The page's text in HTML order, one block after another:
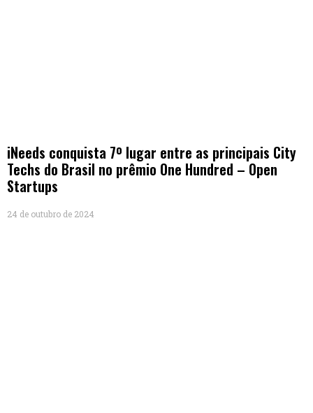
iNeeds conquista 7º lugar entre as principais City
Techs do Brasil no prêmio One Hundred – Open
Startups
24 de outubro de 2024